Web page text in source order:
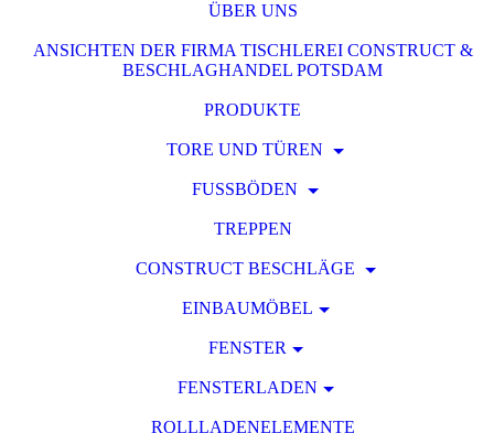
ÜBER UNS
ANSICHTEN DER FIRMA TISCHLEREI CONSTRUCT &
BESCHLAGHANDEL POTSDAM
PRODUKTE
TORE UND TÜREN
FUSSBÖDEN
TREPPEN
CONSTRUCT BESCHLÄGE
EINBAUMÖBEL
FENSTER
FENSTERLADEN
ROLLLADENELEMENTE